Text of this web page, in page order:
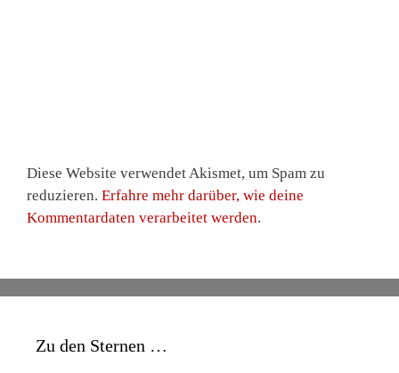
Diese Website verwendet Akismet, um Spam zu
reduzieren. Erfahre mehr darüber, wie deine
Kommentardaten verarbeitet werden.
Zu den Sternen …